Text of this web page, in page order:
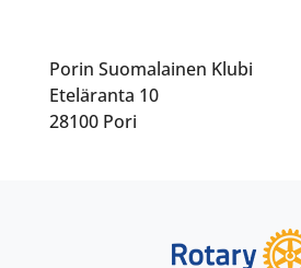
Porin Suomalainen Klubi
Eteläranta 10
28100 Pori